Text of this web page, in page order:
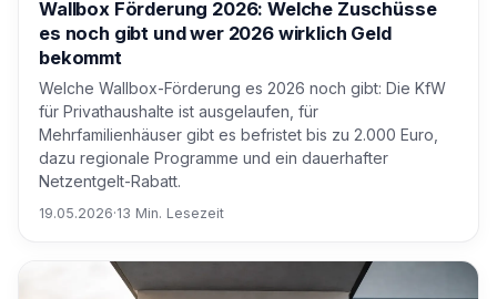
Wallbox Förderung 2026: Welche Zuschüsse
es noch gibt und wer 2026 wirklich Geld
bekommt
Welche Wallbox-Förderung es 2026 noch gibt: Die KfW
für Privathaushalte ist ausgelaufen, für
Mehrfamilienhäuser gibt es befristet bis zu 2.000 Euro,
dazu regionale Programme und ein dauerhafter
Netzentgelt-Rabatt.
19.05.2026·13 Min. Lesezeit